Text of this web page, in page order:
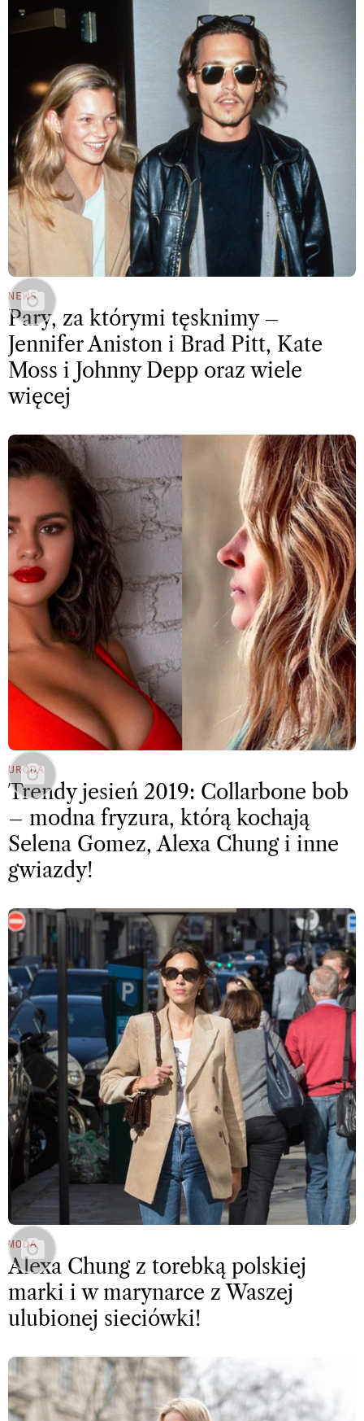
NEWS
Pary, za którymi tęsknimy –
Jennifer Aniston i Brad Pitt, Kate
Moss i Johnny Depp oraz wiele
więcej
URODA
Trendy jesień 2019: Collarbone bob
– modna fryzura, którą kochają
Selena Gomez, Alexa Chung i inne
gwiazdy!
MODA
Alexa Chung z torebką polskiej
marki i w marynarce z Waszej
ulubionej sieciówki!